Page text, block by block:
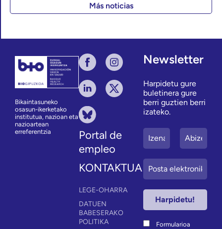
Más noticias
Bikaintasuneko
osasun-ikerketako
institutua, nazioan eta
nazioartean
erreferentzia
Portal de
empleo
KONTAKTUA
LEGE-OHARRA
DATUEN
BABESERAKO
POLITIKA
Newsletter
Harpidetu gure
buletinera gure
berri guztien berri
izateko.
Formularioa